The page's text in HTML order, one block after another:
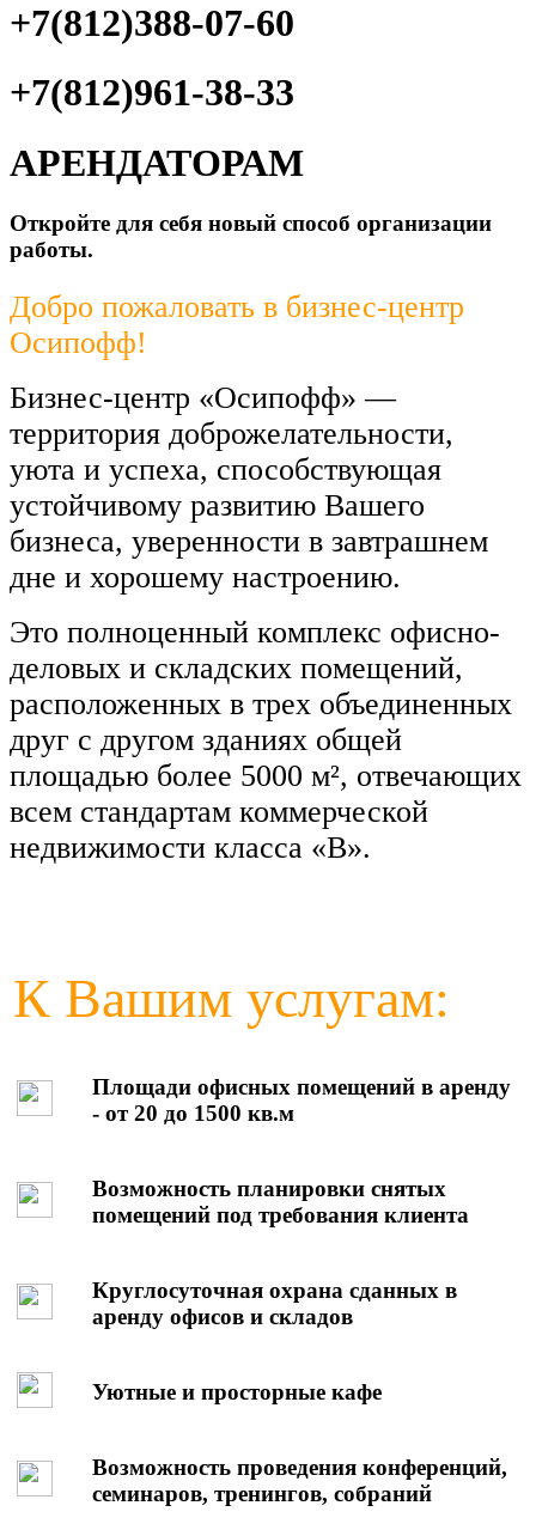
+7(812)388-07-60
+7(812)961-38-33
АРЕНДАТОРАМ
Откройте для себя новый способ организации
работы.
Добро пожаловать в бизнес-центр
Осипофф!
Бизнес-центр «Осипофф» —
территория доброжелательности,
уюта и успеха, способствующая
устойчивому развитию Вашего
бизнеса, уверенности в завтрашнем
дне и хорошему настроению.
Это полноценный комплекс офисно-
деловых и складских помещений,
расположенных в трех объединенных
друг с другом зданиях общей
площадью более 5000 м², отвечающих
всем стандартам коммерческой
недвижимости класса «B».
К Вашим услугам:
Площади офисных помещений в аренду
- от 20 до 1500 кв.м
Возможность планировки снятых
помещений под требования клиента
Круглосуточная охрана сданных в
аренду офисов и складов
Уютные и просторные кафе
Возможность проведения конференций,
семинаров, тренингов, собраний